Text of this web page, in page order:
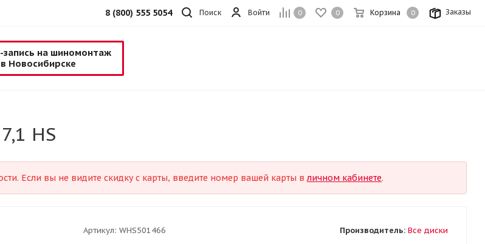
Заказы
0 0 Корзина 0
Войти
Поиск
8 (800) 555 5054
запись на шиномонтаж
в Новосибирске
HS
Если вы не видите скидку с карты, введите номер вашей карты вличном кабинете.
Артикул: WHS501466 Производитель: Все диски